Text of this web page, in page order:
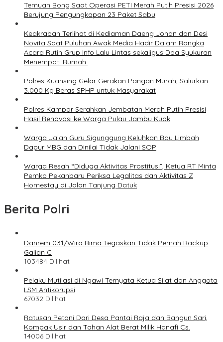
Temuan Bong Saat Operasi PETI Merah Putih Presisi 2026
Berujung Pengungkapan 23 Paket Sabu
Keakraban Terlihat di Kediaman Daeng Johan dan Desi
Novita Saat Puluhan Awak Media Hadir Dalam Rangka
Acara Rutin Grup Info Lalu Lintas sekaligus Doa Syukuran
Menempati Rumah.
Polres Kuansing Gelar Gerakan Pangan Murah, Salurkan
3.000 Kg Beras SPHP untuk Masyarakat
Polres Kampar Serahkan Jembatan Merah Putih Presisi
Hasil Renovasi ke Warga Pulau Jambu Kuok
Warga Jalan Guru Sigunggung Keluhkan Bau Limbah
Dapur MBG dan Dinilai Tidak Jalani SOP
Warga Resah “Diduga Aktivitas Prostitusi”, Ketua RT Minta
Pemko Pekanbaru Periksa Legalitas dan Aktivitas Z
Homestay di Jalan Tanjung Datuk
Berita Polri
Danrem 031/Wira Bima Tegaskan Tidak Pernah Backup
Galian C
103484 Dilihat
Pelaku Mutilasi di Ngawi Ternyata Ketua Silat dan Anggota
LSM Antikorupsi
67032 Dilihat
Ratusan Petani Dari Desa Pantai Raja dan Bangun Sari,
Kompak Usir dan Tahan Alat Berat Milik Hanafi Cs.
14006 Dilihat